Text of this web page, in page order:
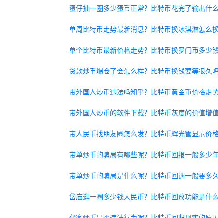
蛋仔抽一圈多少蛋币正常？比特币花完了输出什么
单周比特币走势最新消息？比特币换冰淇淋怎么
单个比特币最新价格走势？比特币换罗门币多少
贷款炒币爆仓了会怎么样？比特币换钱要等很久
带外国人炒币违法吗知乎？比特币黄金币价格走
带外国人炒币的软件下载？比特币灰度的价值增值
带人民币找朋友圈怎么发？比特币辉光管显示价
带单炒币的骗局有哪些呢？比特币回报一般多少
带单炒币的骗局是什么呢？比特币回调一般要多久
岱庙逛一圈多少钱人民币？比特币回放功能是什么